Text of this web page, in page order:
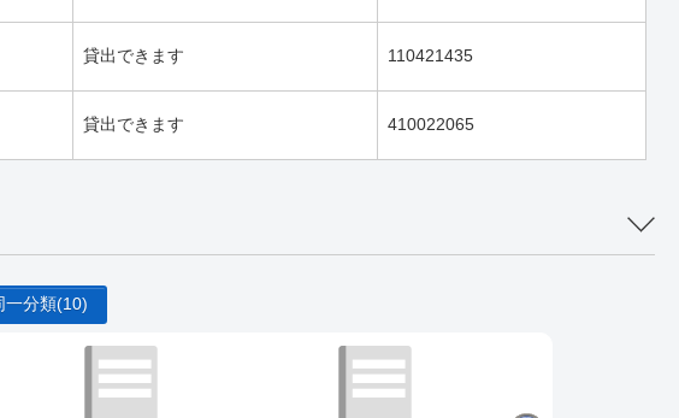
貸出できます 110421435
貸出できます 410022065
一分類(10)